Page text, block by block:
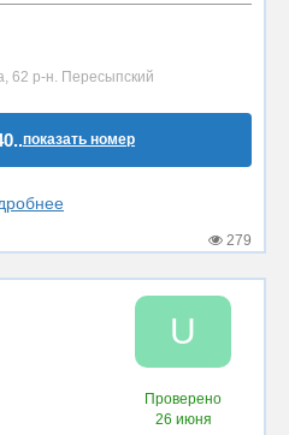
62 р-н. Пересыпский
показать номер
279
U
Проверено
26 июня